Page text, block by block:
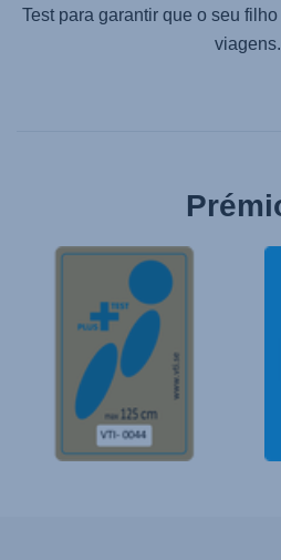
Test para garantir que o seu
viagens.